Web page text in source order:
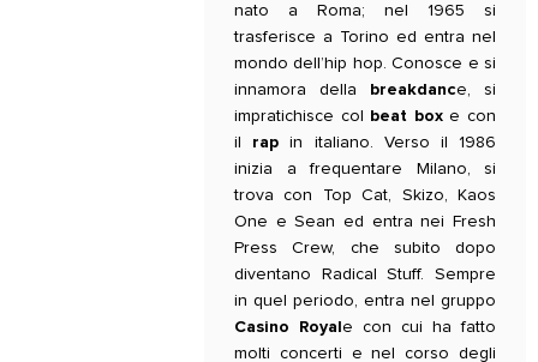
nato a Roma; nel 1965 si
trasferisce a Torino ed entra nel
mondo dell’hip hop. Conosce e si
innamora della breakdance, si
impratichisce col beat boxe con
il rap in italiano. Verso il 1986
inizia a frequentare Milano, si
trova con Top Cat, Skizo, Kaos
One e Sean ed entra nei Fresh
Press Crew, che subito dopo
diventano Radical Stuff. Sempre
in quel periodo, entra nel gruppo
Casino Royale con cui ha fatto
molti concerti e nel corso degli